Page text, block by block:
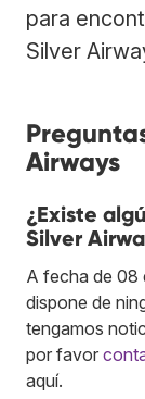
para
Silver
Airways
¿Existe
Silver
A fecha de 08
dispone de
tengamos
por favor
aquí.